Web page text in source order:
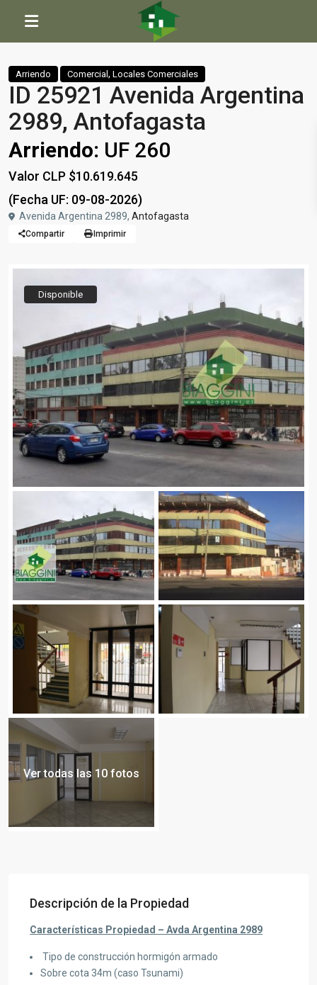
Inicio
Locales Comerciales
ID 25921 Avenida Argentina 2989, Antofagasta
Arriendo Comercial , Locales Comerciales
ID 25921 Avenida Argentina
2989, Antofagasta
Arriendo: UF 260
Valor CLP $10.619.645
(Fecha UF: 09-08-2026)
Avenida Argentina 2989, Antofagasta
Compartir Imprimir
Disponible
Ver todas las 10 fotos
Descripción de la Propiedad
Características Propiedad – Avda Argentina 2989
Tipo de construcción hormigón armado
Sobre cota 34m (caso Tsunami)